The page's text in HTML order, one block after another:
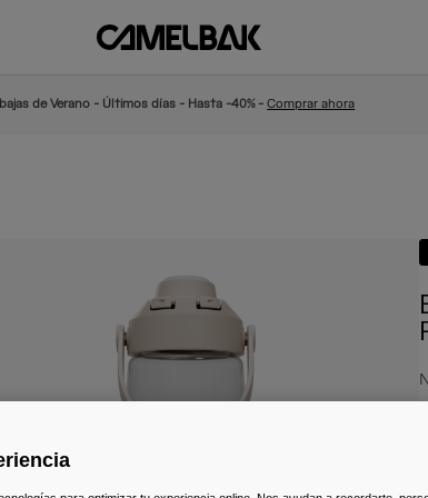
de Verano - Últimos días - Hasta -40% -Comprar ahora